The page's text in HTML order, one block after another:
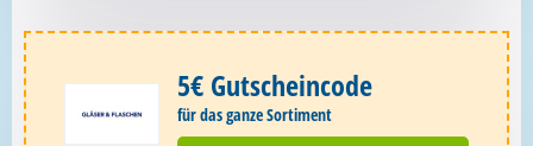
5€ Gutscheincode
für das ganze Sortiment